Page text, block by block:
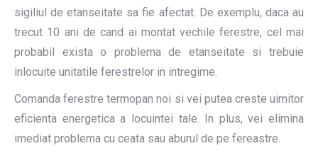
sigiliul de etanseitate sa fie afectat. De exemplu, daca au
trecut 10 ani de cand ai montat vechile ferestre, cel mai
probabil exista o problema de etanseitate si trebuie
inlocuite unitatile ferestrelor in intregime.
Comanda ferestre termopan noi si vei putea creste uimitor
eficienta energetica a locuintei tale. In plus, vei elimina
imediat problema cu ceata sau aburul de pe fereastre.